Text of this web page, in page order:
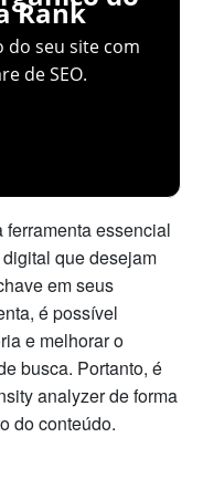
Rank
do seu site com
de SEO.
essencial
que desejam
em seus
é possível
e melhorar o
busca. Portanto, é
analyzer de forma
do conteúdo.